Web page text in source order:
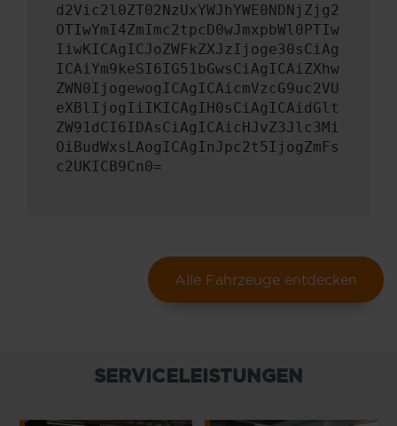
d2Vic2l0ZT02NzUxYWJhYWE0NDNjZjg2
OTIwYmI4ZmImc2tpcD0wJmxpbWl0PTIw
IiwKICAgICJoZWFkZXJzIjoge30sCiAg
ICAiYm9keSI6IG51bGwsCiAgICAiZXhw
ZWN0IjogewogICAgICAicmVzcG9uc2VU
eXBlIjogIiIKICAgIH0sCiAgICAidGlt
ZW91dCI6IDAsCiAgICAicHJvZ3Jlc3Mi
OiBudWxsLAogICAgInJpc2t5IjogZmFs
c2UKICB9Cn0=
Alle Fahrzeuge entdecken
SERVICELEISTUNGEN